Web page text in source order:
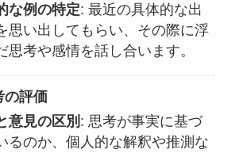
な例の特定: 最近の具体的な出
思い出してもらい、その際に浮
思考や感情を話し合います。
の評価
意見の区別 : 思考が事実に基づ
るのか、個人的な解釈や推測な